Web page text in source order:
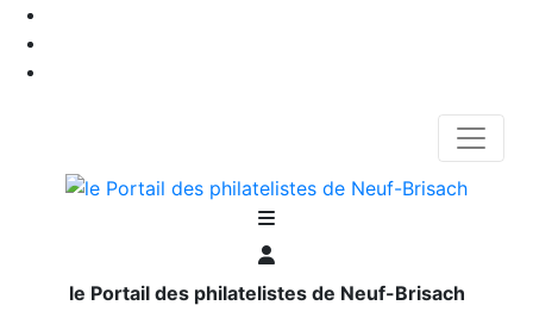
le Portail des philatelistes de Neuf-Brisach